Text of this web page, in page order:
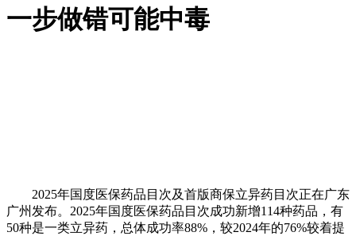
一步做错可能中毒
2025年国度医保药品目次及首版商保立异药目次正在广东
广州发布。2025年国度医保药品目次成功新增114种药品，有
50种是一类立异药，总体成功率88%，较2024年的76%较着提